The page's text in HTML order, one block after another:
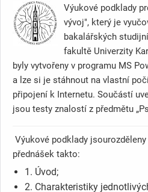
Výukové podklady
vývoj", který je
bakalářských
fakultě Univerzity
byly vytvořeny v programu MS
a lze si je stáhnout na vlastní
připojení k Internetu. Součástí
jsou testy znalostí z předmětu
Výukové podklady
přednášek takto:
1. Úvod;
2. Charakteristiky